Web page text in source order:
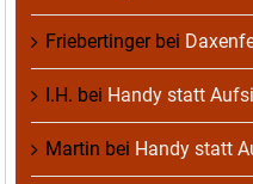
Friebertingerbei
I.H. bei Handy statt
Martin bei Handy statt